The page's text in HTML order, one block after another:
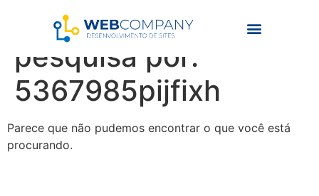
Resultados da
pesquisa por:
5367985pijfixh
Parece que não pudemos encontrar o que você está
procurando.